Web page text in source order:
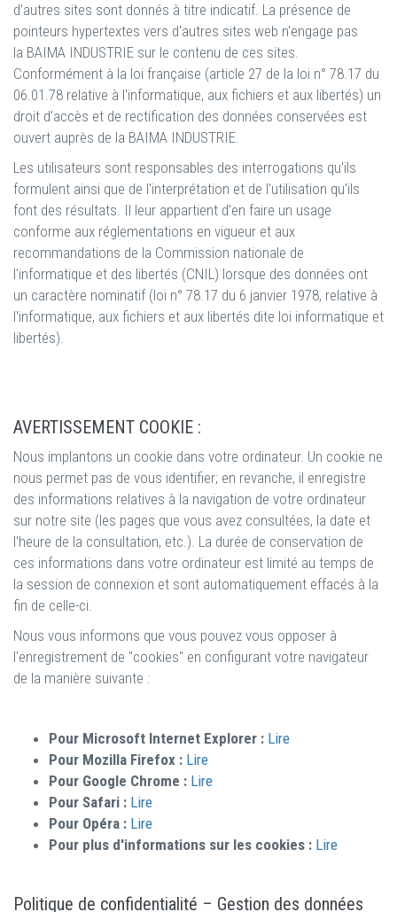
d'autres sites sont donnés à titre indicatif. La présence de
pointeurs hypertextes vers d'autres sites web n'engage pas
la BAIMA INDUSTRIE sur le contenu de ces sites.
Conformément à la loi française (article 27 de la loi n° 78.17 du
06.01.78 relative à l'informatique, aux fichiers et aux libertés) un
droit d'accès et de rectification des données conservées est
ouvert auprès de la BAIMA INDUSTRIE.
Les utilisateurs sont responsables des interrogations qu'ils
formulent ainsi que de l'interprétation et de l'utilisation qu'ils
font des résultats. Il leur appartient d'en faire un usage
conforme aux réglementations en vigueur et aux
recommandations de la Commission nationale de
l'informatique et des libertés (CNIL) lorsque des données ont
un caractère nominatif (loi n° 78.17 du 6 janvier 1978, relative à
l'informatique, aux fichiers et aux libertés dite loi informatique et
libertés).
AVERTISSEMENT COOKIE :
Nous implantons un cookie dans votre ordinateur. Un cookie ne
nous permet pas de vous identifier; en revanche, il enregistre
des informations relatives à la navigation de votre ordinateur
sur notre site (les pages que vous avez consultées, la date et
l'heure de la consultation, etc.). La durée de conservation de
ces informations dans votre ordinateur est limité au temps de
la session de connexion et sont automatiquement effacés à la
fin de celle-ci.
Nous vous informons que vous pouvez vous opposer à
l'enregistrement de "cookies" en configurant votre navigateur
de la manière suivante :
Pour Microsoft Internet Explorer : Lire
Pour Mozilla Firefox : Lire
Pour Google Chrome : Lire
Pour Safari : Lire
Pour Opéra : Lire
Pour plus d'informations sur les cookies : Lire
Politique de confidentialité – Gestion des données